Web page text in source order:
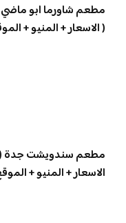
مطعم شاورما ابو
( الاسعار + المنيو +
مطعم سندويشت جدة
الاسعار + المنيو +